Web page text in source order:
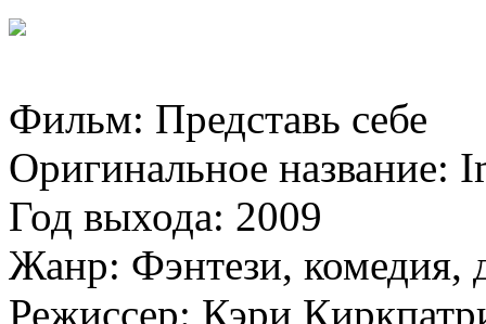
Фильм: Представь себе
Оригинальное название:
Год выхода: 2009
Жанр: Фэнтези, комедия,
Режиссер: Кэри